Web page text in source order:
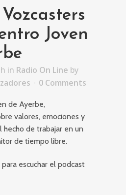
Vozcasters
Joven
in Radio On Line by
0 Comments
de Ayerbe,
valores, emociones y
hecho de trabajar en un
de tiempo libre.
escuchar el podcast